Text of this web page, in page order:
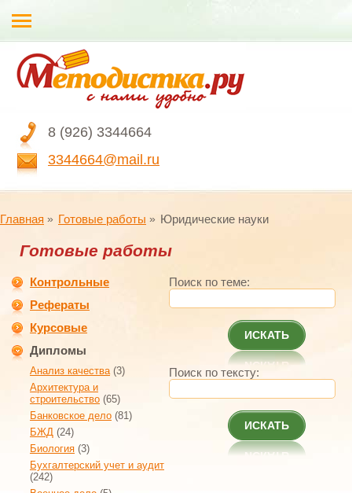
8 (926) 3344664
3344664@mail.ru
Главная Готовые работы Юридические науки
Готовые работы
Контрольные
Рефераты
Курсовые
Дипломы
Анализ качества(3)
Архитектура и
строительство (65)
Банковское дело (81)
БЖД (24)
Биология (3)
Бухгалтерский учет и аудит
(242)
Поиск по теме:
ИСКАТЬ
Поиск по тексту:
ИСКАТЬ